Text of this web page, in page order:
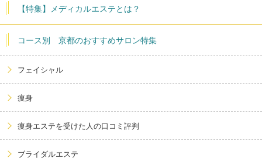
【特集】メディカルエステとは？
コース別 京都のおすすめサロン特集
フェイシャル
痩身
痩身エステを受けた人の口コミ評判
ブライダルエステ